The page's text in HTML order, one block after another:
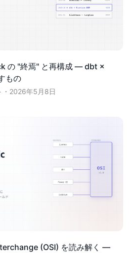
の "終焉" と再構成 — dbt ×
もの
2026年5月8日
(OSI) を読み解く —